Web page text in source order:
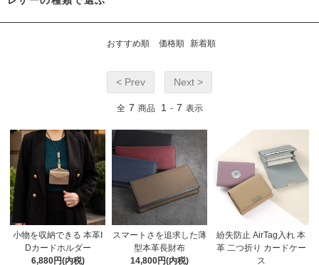
おすすめ順 価格順 新着順
< Prev Next >
全 7 商品 1 - 7 表示
小物を収納できる 本革I
Dカードホルダー
6,880円(内税)
スマートさを追求した薄
型本革長財布
14,800円(内税)
紛失防止 AirTag入れ 本
革 二つ折り カードケー
ス